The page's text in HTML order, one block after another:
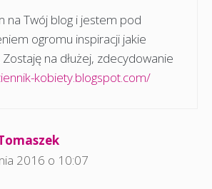
na Twój blog i jestem pod
ogromu inspiracji jakie
na dłużej, zdecydowanie
kobiety.blogspot.com/
2016 o 10:07